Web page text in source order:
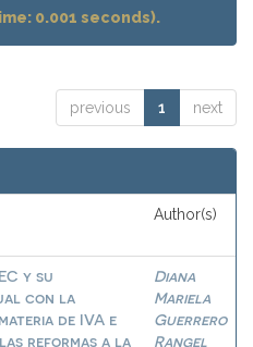
0.001 seconds).
previous 1 next
Author(s)
y su
con la
de IVA e
las reformas a la
Diana
Mariela
Guerrero
Rangel